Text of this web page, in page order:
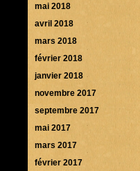
mai 2018
avril 2018
mars 2018
février 2018
janvier 2018
novembre 2017
septembre 2017
mai 2017
mars 2017
février 2017